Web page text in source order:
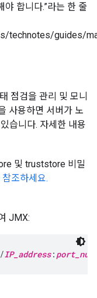
합니다.”라는 한 줄
technotes/guides/
점검을 관리 및 모니
사용하면 서버가 노
습니다. 자세한 내용
및 truststore 비밀
참조하세요.
JMX:
IP_address: